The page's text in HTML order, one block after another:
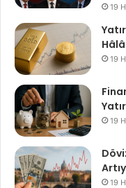
19
Hâlâ
19
19
19